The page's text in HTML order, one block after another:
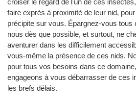
faire exprès à proximité de leur nid,
précipite sur vous. Épargnez-vous
nous dès que possible, et surtout, ne
aventurer dans les difficilement
vous-même la présence de ces nids.
pour tous vos besoins dans ce
engageons à vous débarrasser de ces
les brefs délais.